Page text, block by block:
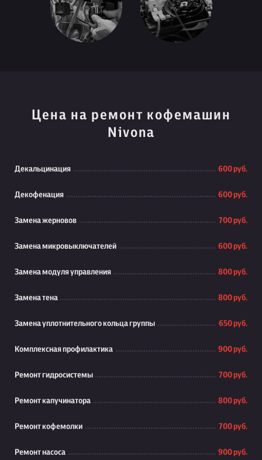
Цена на ремонт кофемашин
Nivona
Декальцинация 600 руб.
Декофенация 600 руб.
Замена жерновов 700 руб.
Замена микровыключателей 600 руб.
Замена модуля управления 800 руб.
Замена тена 800 руб.
Замена уплотнительного кольца группы 650 руб.
Комплексная профилактика 900 руб.
Ремонт гидросистемы 700 руб.
Ремонт капучинатора 800 руб.
Ремонт кофемолки 700 руб.
Ремонт насоса 900 руб.